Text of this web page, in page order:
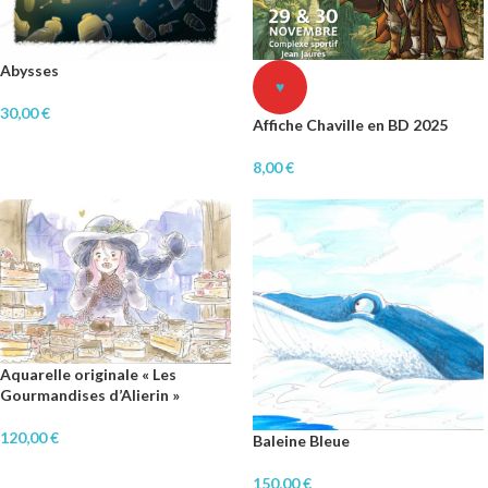
Abysses
30,00€
♥
Affiche Chaville en BD 2025
8,00€
Aquarelle originale « Les
Gourmandises d’Alierin »
120,00€ Baleine Bleue
150,00€